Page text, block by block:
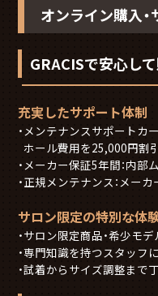
オンライン購入
GRACISで安心し
充実したサポート体制
メンテナンスサポートカ
ホール費用を25,000円割
メーカー保証5年間：内部
正規メンテナンス：メー
サロン限定の特別な体
サロン限定商品・希少モ
専門知識を持つスタッフ
試着からサイズ調整まで